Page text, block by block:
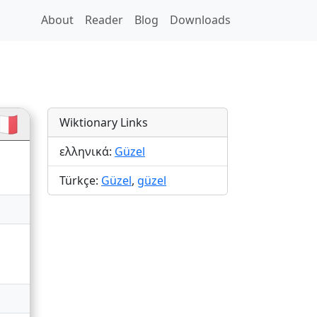
About Reader Blog Downloads
Wiktionary Links
ελληνικά: Güzel
Türkçe: Güzel, güzel